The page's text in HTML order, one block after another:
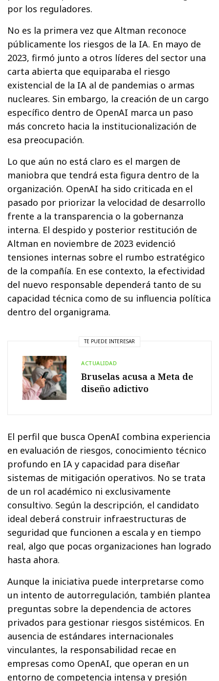
por los reguladores.
No es la primera vez que Altman reconoce
públicamente los riesgos de la IA. En mayo de
2023, firmó junto a otros líderes del sector una
carta abierta que equiparaba el riesgo
existencial de la IA al de pandemias o armas
nucleares. Sin embargo, la creación de un cargo
específico dentro de OpenAI marca un paso
más concreto hacia la institucionalización de
esa preocupación.
Lo que aún no está claro es el margen de
maniobra que tendrá esta figura dentro de la
organización. OpenAI ha sido criticada en el
pasado por priorizar la velocidad de desarrollo
frente a la transparencia o la gobernanza
interna. El despido y posterior restitución de
Altman en noviembre de 2023 evidenció
tensiones internas sobre el rumbo estratégico
de la compañía. En ese contexto, la efectividad
del nuevo responsable dependerá tanto de su
capacidad técnica como de su influencia política
dentro del organigrama.
TE PUEDE INTERESAR
ACTUALIDAD
Bruselas acusa a Meta de
diseño adictivo
El perfil que busca OpenAI combina experiencia
en evaluación de riesgos, conocimiento técnico
profundo en IA y capacidad para diseñar
sistemas de mitigación operativos. No se trata
de un rol académico ni exclusivamente
consultivo. Según la descripción, el candidato
ideal deberá construir infraestructuras de
seguridad que funcionen a escala y en tiempo
real, algo que pocas organizaciones han logrado
hasta ahora.
Aunque la iniciativa puede interpretarse como
un intento de autorregulación, también plantea
preguntas sobre la dependencia de actores
privados para gestionar riesgos sistémicos. En
ausencia de estándares internacionales
vinculantes, la responsabilidad recae en
empresas como OpenAI, que operan en un
entorno de competencia intensa y presión